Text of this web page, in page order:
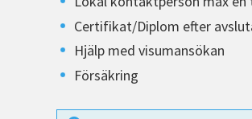
Certifikat/Diplom efter
Hjälp med visumansökan
Försäkring